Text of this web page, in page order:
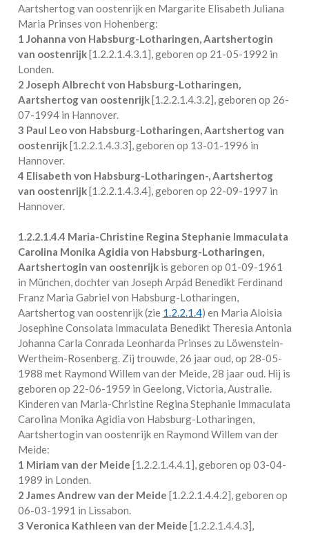
Aartshertog van oostenrijk en Margarite Elisabeth Juliana
Maria Prinses von Hohenberg:
1 Johanna von Habsburg-Lotharingen, Aartshertogin
van oostenrijk[1.2.2.1.4.3.1 ], geboren op 21-05-1992 in
Londen.
2 Joseph Albrecht von Habsburg-Lotharingen,
Aartshertog van oostenrijk[1.2.2.1.4.3.2], geboren op 26-
07-1994 in Hannover.
3 Paul Leo von Habsburg-Lotharingen, Aartshertog van
oostenrijk[1.2.2.1.4.3.3], geboren op 13-01-1996 in
Hannover.
4 Elisabeth von Habsburg-Lotharingen-, Aartshertog
van oostenrijk[1.2.2.1.4.3.4], geboren op 22-09-1997 in
Hannover.
1.2.2.1.4.4 Maria-Christine Regina Stephanie Immaculata
Carolina Monika Agidia von Habsburg-Lotharingen,
Aartshertogin van oostenrijkis geboren op 01-09-1961
in München, dochter van Joseph Arpád Benedikt Ferdinand
Franz Maria Gabriel von Habsburg-Lotharingen,
Aartshertog van oostenrijk (zie 1.2.2.1.4) en Maria Aloisia
Josephine Consolata Immaculata Benedikt Theresia Antonia
Johanna Carla Conrada Leonharda Prinses zu Löwenstein-
Wertheim-Rosenberg. Zij trouwde, 26 jaar oud, op 28-05-
1988 met Raymond Willem van der Meide, 28 jaar oud. Hij is
geboren op 22-06-1959 in Geelong, Victoria, Australie.
Kinderen van Maria-Christine Regina Stephanie Immaculata
Carolina Monika Agidia von Habsburg-Lotharingen,
Aartshertogin van oostenrijk en Raymond Willem van der
Meide:
1 Miriam van der Meide [1.2.2.1.4.4.1 ], geboren op 03-04-
1989 in Londen.
2 James Andrew van der Meide [1.2.2.1.4.4.2], geboren op
06-03-1991 in Lissabon.
3 Veronica Kathleen van der Meide [1.2.2.1.4.4.3],